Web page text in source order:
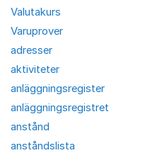
Valutakurs
Varuprover
adresser
aktiviteter
anläggningsregister
anläggningsregistret
anstånd
anståndslista